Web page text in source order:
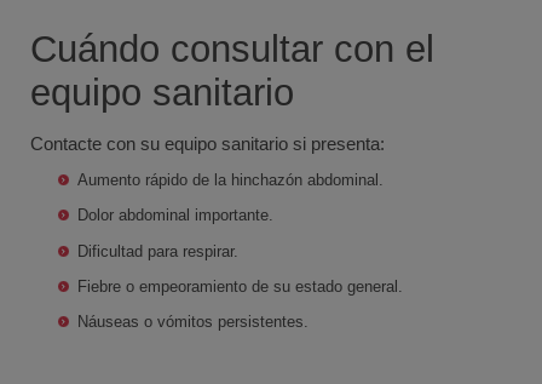
Cuándo consultar con el
equipo sanitario
Contacte con su equipo sanitario si presenta:
Aumento rápido de la hinchazón abdominal.
Dolor abdominal importante.
Dificultad para respirar.
Fiebre o empeoramiento de su estado general.
Náuseas o vómitos persistentes.